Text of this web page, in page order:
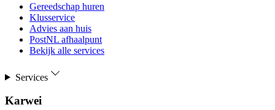
Gereedschap huren
Klusservice
Advies aan huis
PostNL afhaalpunt
Bekijk alle services
Services
Karwei